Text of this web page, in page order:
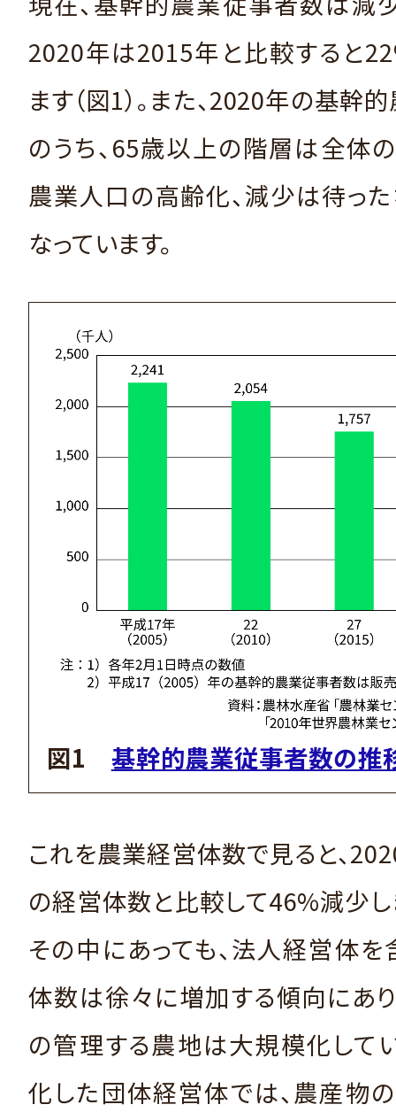
2020年は2015年と比較すると
ます（図1）。また、2020年の基幹
のうち、65歳以上の階層は全体
農業人口の高齢化、減少は待っ
なっています。
図1 基幹的農業従事者数の推
これを農業経営体数で見ると、
の経営体数と比較して46%減少し
その中にあっても、法人経営体
体数は徐々に増加する傾向にあ
の管理する農地は大規模化して
化した団体経営体では、農産物